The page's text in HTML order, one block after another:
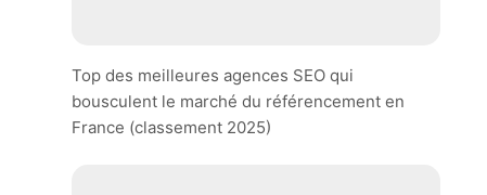
Top des meilleures agences SEO qui
bousculent le marché du référencement en
France (classement 2025)